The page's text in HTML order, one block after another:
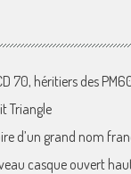
70, héritiers des
Triangle
d’un grand nom
casque ouvert